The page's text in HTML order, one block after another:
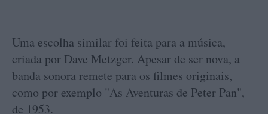
Uma escolha similar foi feita para a música,
criada por Dave Metzger. Apesar de ser nova, a
banda sonora remete para os filmes originais,
como por exemplo "As Aventuras de Peter Pan",
de 1953.